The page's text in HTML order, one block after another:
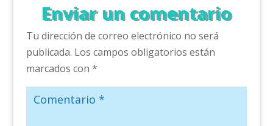
Enviar un comentario
Tu dirección de correo electrónico no será
publicada. Los campos obligatorios están
marcados con *